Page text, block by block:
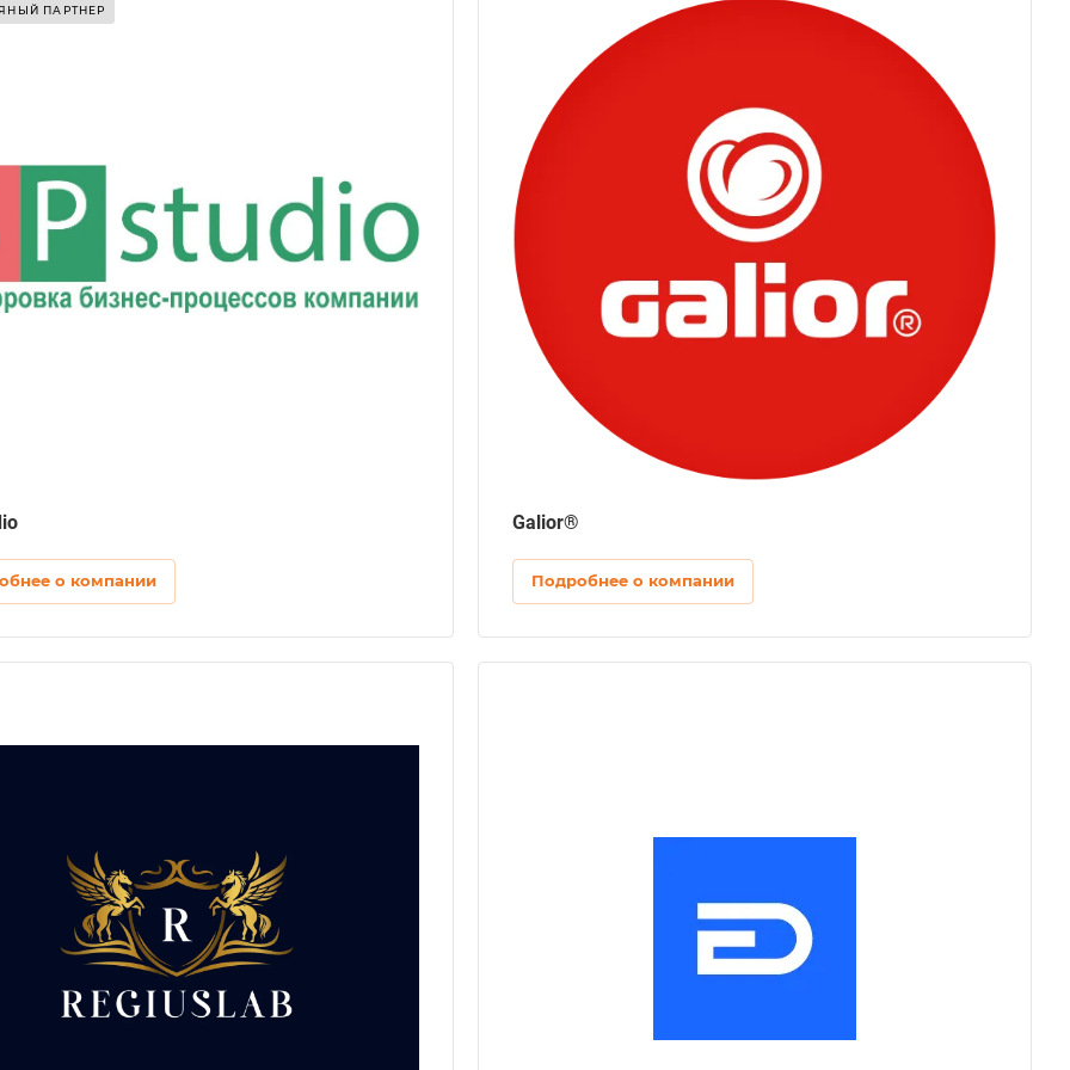
ПАРТНЕР
о компании
Лет на рынке
Интернет-магазин, Сайт-каталог,
Информационный сайт, Контент-проект,
Эксклюзивный сайт
1С-Битрикс, Laravel, MODх, WordPress,
Самописная
Galior®
Подробнее о компании
Лендинг, Интернет-магазин
Joomla, WordPress, Самописная
Автоматизация маркетинговых процессов
Чат-боты, Попапы
IT-аутсорсинг
Администрирование сайтов